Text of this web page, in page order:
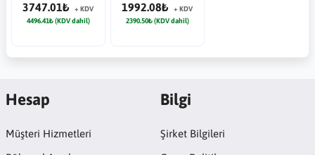
3747.01₺
+ KDV
4496.41₺ (KDV dahil)
1992.08₺
+ KDV
2390.50₺ (KDV dahil)
Hesap
Müşteri Hizmetleri
Bilgi
Şirket Bilgileri